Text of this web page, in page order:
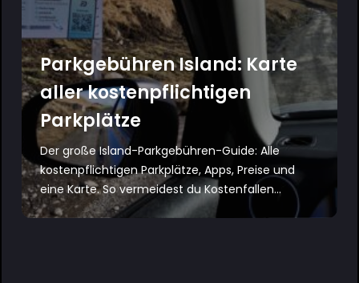
Parkgebühren Island: Karte
aller kostenpflichtigen
Parkplätze
Der große Island-Parkgebühren-Guide: Alle
kostenpflichtigen Parkplätze, Apps, Preise und
eine Karte. So vermeidest du Kostenfallen...